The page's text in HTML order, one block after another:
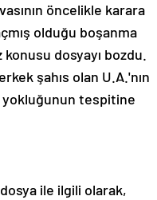
öncelikle karara
olduğu boşanma
dosyayı bozdu.
şahıs olan U.A.'nın
yokluğunun tespitine
ile ilgili olarak,